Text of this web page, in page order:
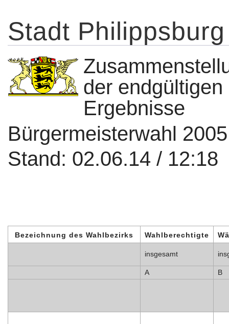
Stadt Philippsburg
der endgültigen
Ergebnisse
Bürgermeisterwahl
Stand: 02.06.14 / 12:18
Bezeichnung des Wahlbezirks Wahlberechtigte
insgesamt
A B